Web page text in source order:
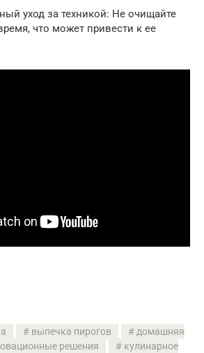
уход за техникой: Не очищайте
что может привести к ее
выпечка пирогов
домашняя
решения
кулинарное